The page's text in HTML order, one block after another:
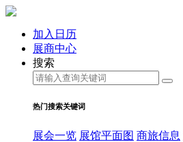
加入日历
展商中心
搜索
热门搜索关键词
展会一览 展馆平面图 商旅信息